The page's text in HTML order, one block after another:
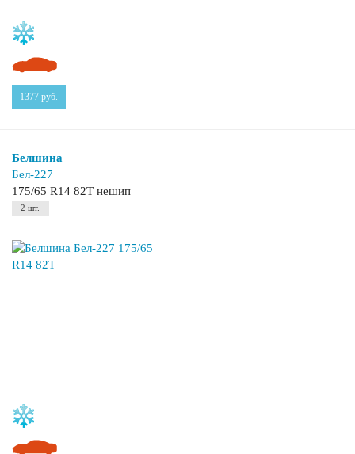
1377 руб.
Белшина
Бел-227
175/65 R14 82T нешип
2 шт.